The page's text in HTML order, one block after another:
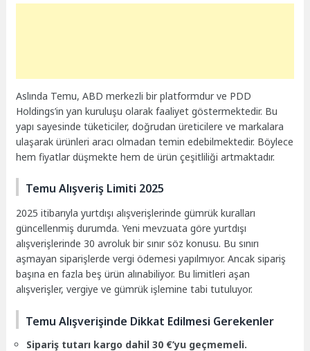
Aslında Temu, ABD merkezli bir platformdur ve PDD
Holdings’in yan kuruluşu olarak faaliyet göstermektedir. Bu
yapı sayesinde tüketiciler, doğrudan üreticilere ve markalara
ulaşarak ürünleri aracı olmadan temin edebilmektedir. Böylece
hem fiyatlar düşmekte hem de ürün çeşitliliği artmaktadır.
Temu Alışveriş Limiti 2025
2025 itibarıyla yurtdışı alışverişlerinde gümrük kuralları
güncellenmiş durumda. Yeni mevzuata göre yurtdışı
alışverişlerinde 30 avroluk bir sınır söz konusu. Bu sınırı
aşmayan siparişlerde vergi ödemesi yapılmıyor. Ancak sipariş
başına en fazla beş ürün alınabiliyor. Bu limitleri aşan
alışverişler, vergiye ve gümrük işlemine tabi tutuluyor.
Temu Alışverişinde Dikkat Edilmesi Gerekenler
Sipariş tutarı kargo dahil 30 €’yu geçmemeli.